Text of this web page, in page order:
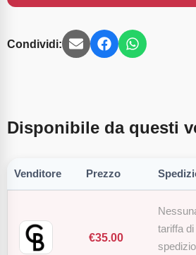
Condividi:
Disponibile da questi
Venditore Prezzo
€35.00
tariffa di